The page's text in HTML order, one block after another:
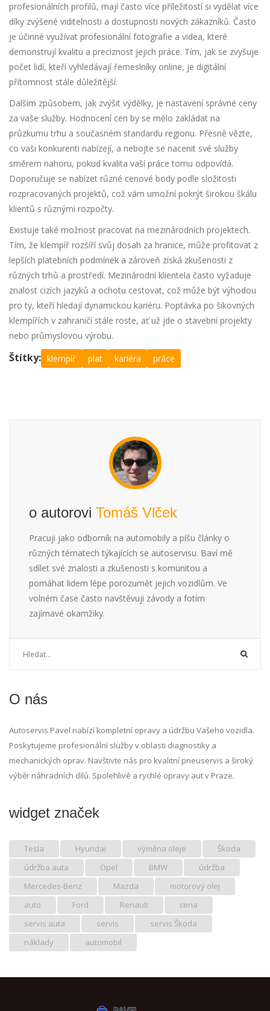
profesionálních profilů, mají často více příležitostí si vydělat více
díky zvýšené viditelnosti a dostupnosti nových zákazníků. Často
je účinné využívat profesionální fotografie a videa, které
demonstrují kvalitu a preciznost jejich práce. Tím, jak se zvyšuje
počet lidí, kteří vyhledávají řemeslníky online, je digitální
přítomnost stále důležitější.
Dalším způsobem, jak zvýšit výdělky, je nastavení správné ceny
za vaše služby. Hodnocení cen by se mělo zakládat na
průzkumu trhu a současném standardu regionu. Přesně vězte,
co vaši konkurenti nabízejí, a nebojte se nacenit své služby
směrem nahoru, pokud kvalita vaší práce tomu odpovídá.
Doporučuje se nabízet různé cenové body podle složitosti
rozpracovaných projektů, což vám umožní pokrýt širokou škálu
klientů s různými rozpočty.
Existuje také možnost pracovat na mezinárodních projektech.
Tím, že klempíř rozšíří svůj dosah za hranice, může profitovat z
lepších platebních podmínek a zároveň získá zkušenosti z
různých trhů a prostředí. Mezinárodní klientela často vyžaduje
znalost cizích jazyků a ochotu cestovat, což může být výhodou
pro ty, kteří hledají dynamickou kariéru. Poptávka po šikovných
klempířích v zahraničí stále roste, ať už jde o stavební projekty
nebo průmyslovou výrobu.
Štítky: klempíř plat kariéra práce
o autorovi Tomáš Vlček
Pracuji jako odborník na automobily a píšu články o
různých tématech týkajících se autoservisu. Baví mě
sdílet své znalosti a zkušenosti s komunitou a
pomáhat lidem lépe porozumět jejich vozidlům. Ve
volném čase často navštěvuji závody a fotím
zajímavé okamžiky.
O nás
Autoservis Pavel nabízí kompletní opravy a údržbu Vašeho vozidla.
Poskytujeme profesionální služby v oblasti diagnostiky a
mechanických oprav. Navštivte nás pro kvalitní pneuservis a široký
výběr náhradních dílů. Spolehlivé a rychlé opravy aut v Praze.
widget značek
Tesla Hyundai výměna oleje
Škoda
údržba auta
Opel BMW
údržba
Mercedes-Benz
Mazda
motorový olej
auto
Ford Renault
cena
servis auta
servis
servis Škoda
náklady
automobil